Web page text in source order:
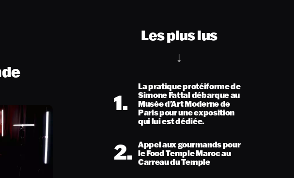
Les plus lus
1.
La pratique protéiforme de
Simone Fattal débarque au
Musée d'Art Moderne de
Paris pour une exposition
qui lui est dédiée.
2. Appel aux gourmands pour
le Food Temple Maroc au
Carreau du Temple